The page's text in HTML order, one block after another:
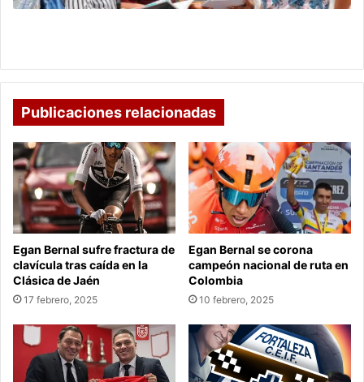
Publicaciones relacionadas
Egan Bernal sufre fractura de
clavícula tras caída en la
Clásica de Jaén
17 febrero, 2025
Egan Bernal se corona
campeón nacional de ruta en
Colombia
10 febrero, 2025